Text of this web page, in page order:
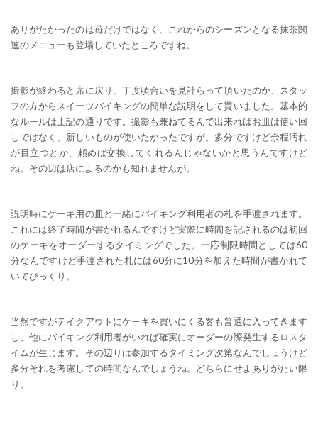
ありがたかったのは苺だけではなく、これからのシーズンとなる抹茶関
連のメニューも登場していたところですね。
撮影が終わると席に戻り、丁度頃合いを見計らって頂いたのか、スタッ
フの方からスイーツバイキングの簡単な説明をして貰いました。基本的
なルールは上記の通りです。撮影も兼ねてるんで出来ればお皿は使い回
しではなく、新しいものが使いたかったですが。多分ですけど余程汚れ
が目立つとか、頼めば交換してくれるんじゃないかと思うんですけど
ね。その辺は店によるのかも知れませんが。
説明時にケーキ用の皿と一緒にバイキング利用者の札を手渡されます。
これには終了時間が書かれるんですけど実際に時間を記されるのは初回
のケーキをオーダーするタイミングでした。一応制限時間としては60
分なんですけど手渡された札には60分に10分を加えた時間が書かれて
いてびっくり。
当然ですがテイクアウトにケーキを買いにくる客も普通に入ってきます
し、他にバイキング利用者がいれば確実にオーダーの際発生するロスタ
イムが生じます。その辺りは参加するタイミング次第なんでしょうけど
多分それを考慮しての時間なんでしょうね。どちらにせよありがたい限
り。